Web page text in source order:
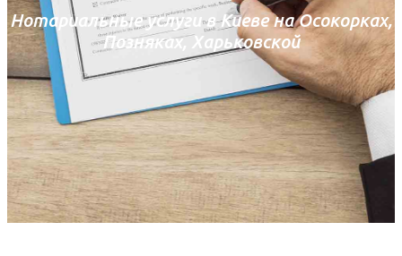
Нотариальные услуги в Киеве на Осокорках,
Позняках, Харьковской